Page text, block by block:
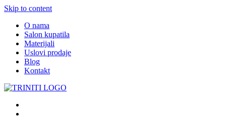
Skip to content
O nama
Salon kupatila
Materijali
Uslovi prodaje
Blog
Kontakt